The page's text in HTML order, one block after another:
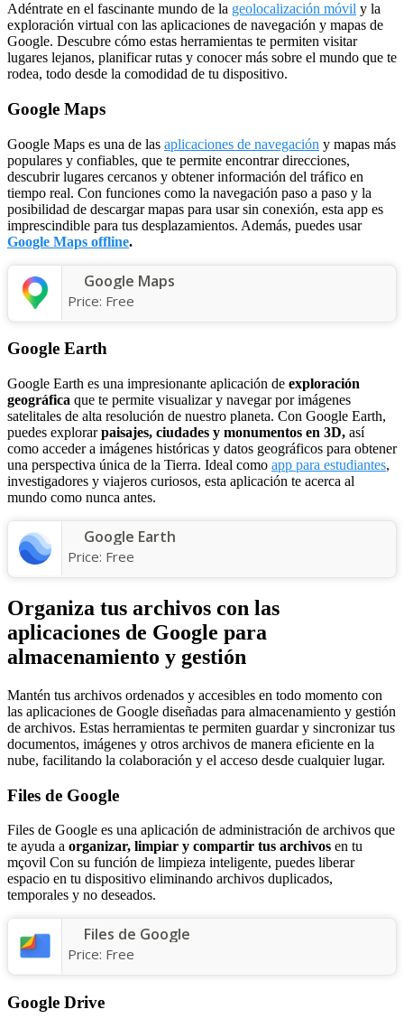
Adéntrate en el fascinante mundo de la geolocalización móvil y la
exploración virtual con las aplicaciones de navegación y mapas de
Google. Descubre cómo estas herramientas te permiten visitar
lugares lejanos, planificar rutas y conocer más sobre el mundo que te
rodea, todo desde la comodidad de tu dispositivo.
Google Maps
Google Maps es una de las aplicaciones de navegación y mapas más
populares y confiables, que te permite encontrar direcciones,
descubrir lugares cercanos y obtener información del tráfico en
tiempo real. Con funciones como la navegación paso a paso y la
posibilidad de descargar mapas para usar sin conexión, esta app es
imprescindible para tus desplazamientos. Además, puedes usar
Google Maps offline.
Google Maps
Price: Free
Google Earth
Google Earth es una impresionante aplicación de exploración
geográfica que te permite visualizar y navegar por imágenes
satelitales de alta resolución de nuestro planeta. Con Google Earth,
puedes explorarpaisajes, ciudades y monumentos en 3D, así
como acceder a imágenes históricas y datos geográficos para obtener
una perspectiva única de la Tierra. Ideal como app para estudiantes,
investigadores y viajeros curiosos, esta aplicación te acerca al
mundo como nunca antes.
Google Earth
Price: Free
Organiza tus archivos con las
aplicaciones de Google para
almacenamiento y gestión
Mantén tus archivos ordenados y accesibles en todo momento con
las aplicaciones de Google diseñadas para almacenamiento y gestión
de archivos. Estas herramientas te permiten guardar y sincronizar tus
documentos, imágenes y otros archivos de manera eficiente en la
nube, facilitando la colaboración y el acceso desde cualquier lugar.
Files de Google
Files de Google es una aplicación de administración de archivos que
te ayuda a organizar, limpiar y compartir tus archivos en tu
mçovil Con su función de limpieza inteligente, puedes liberar
espacio en tu dispositivo eliminando archivos duplicados,
temporales y no deseados.
Files de Google
Price: Free
Google Drive